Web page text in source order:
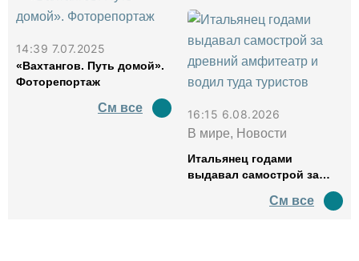
14:39 7.07.2025
«Вахтангов. Путь домой».
Фоторепортаж
См все
16:15 6.08.2026
В мире, Новости
Итальянец годами
выдавал самострой за
водил туда туристов
См все